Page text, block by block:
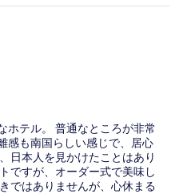
ホテル。 普通なところが非常
感も南国らしい感じで、居心
日本人を見かけたことはあり
ですが、オーダー式で美味し
ではありませんが、心休まる